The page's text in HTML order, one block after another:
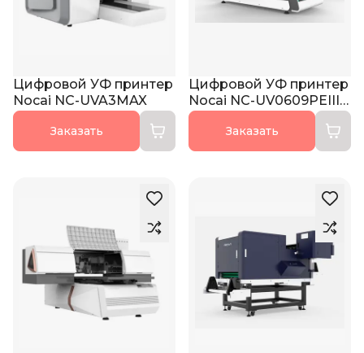
Цифровой УФ принтер
Nocai NC-UVA3MAX
Заказать
Цифровой УФ принтер
Nocai NC-UV0609PEIII-
II
Заказать